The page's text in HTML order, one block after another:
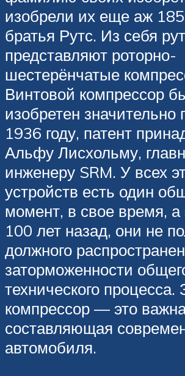
изобрели их еще аж
братья Рутс. Из себя
представляют роторно-
шестерёнчатые
Винтовой компрессор
изобретен значительно
1936 году, патент
Альфу Лисхольму,
инженеру SRM. У всех
устройств есть один
момент, в свое время, а
100 лет назад, они не
должного
заторможенности
технического процесса.
компрессор — это
составляющая
автомобиля.